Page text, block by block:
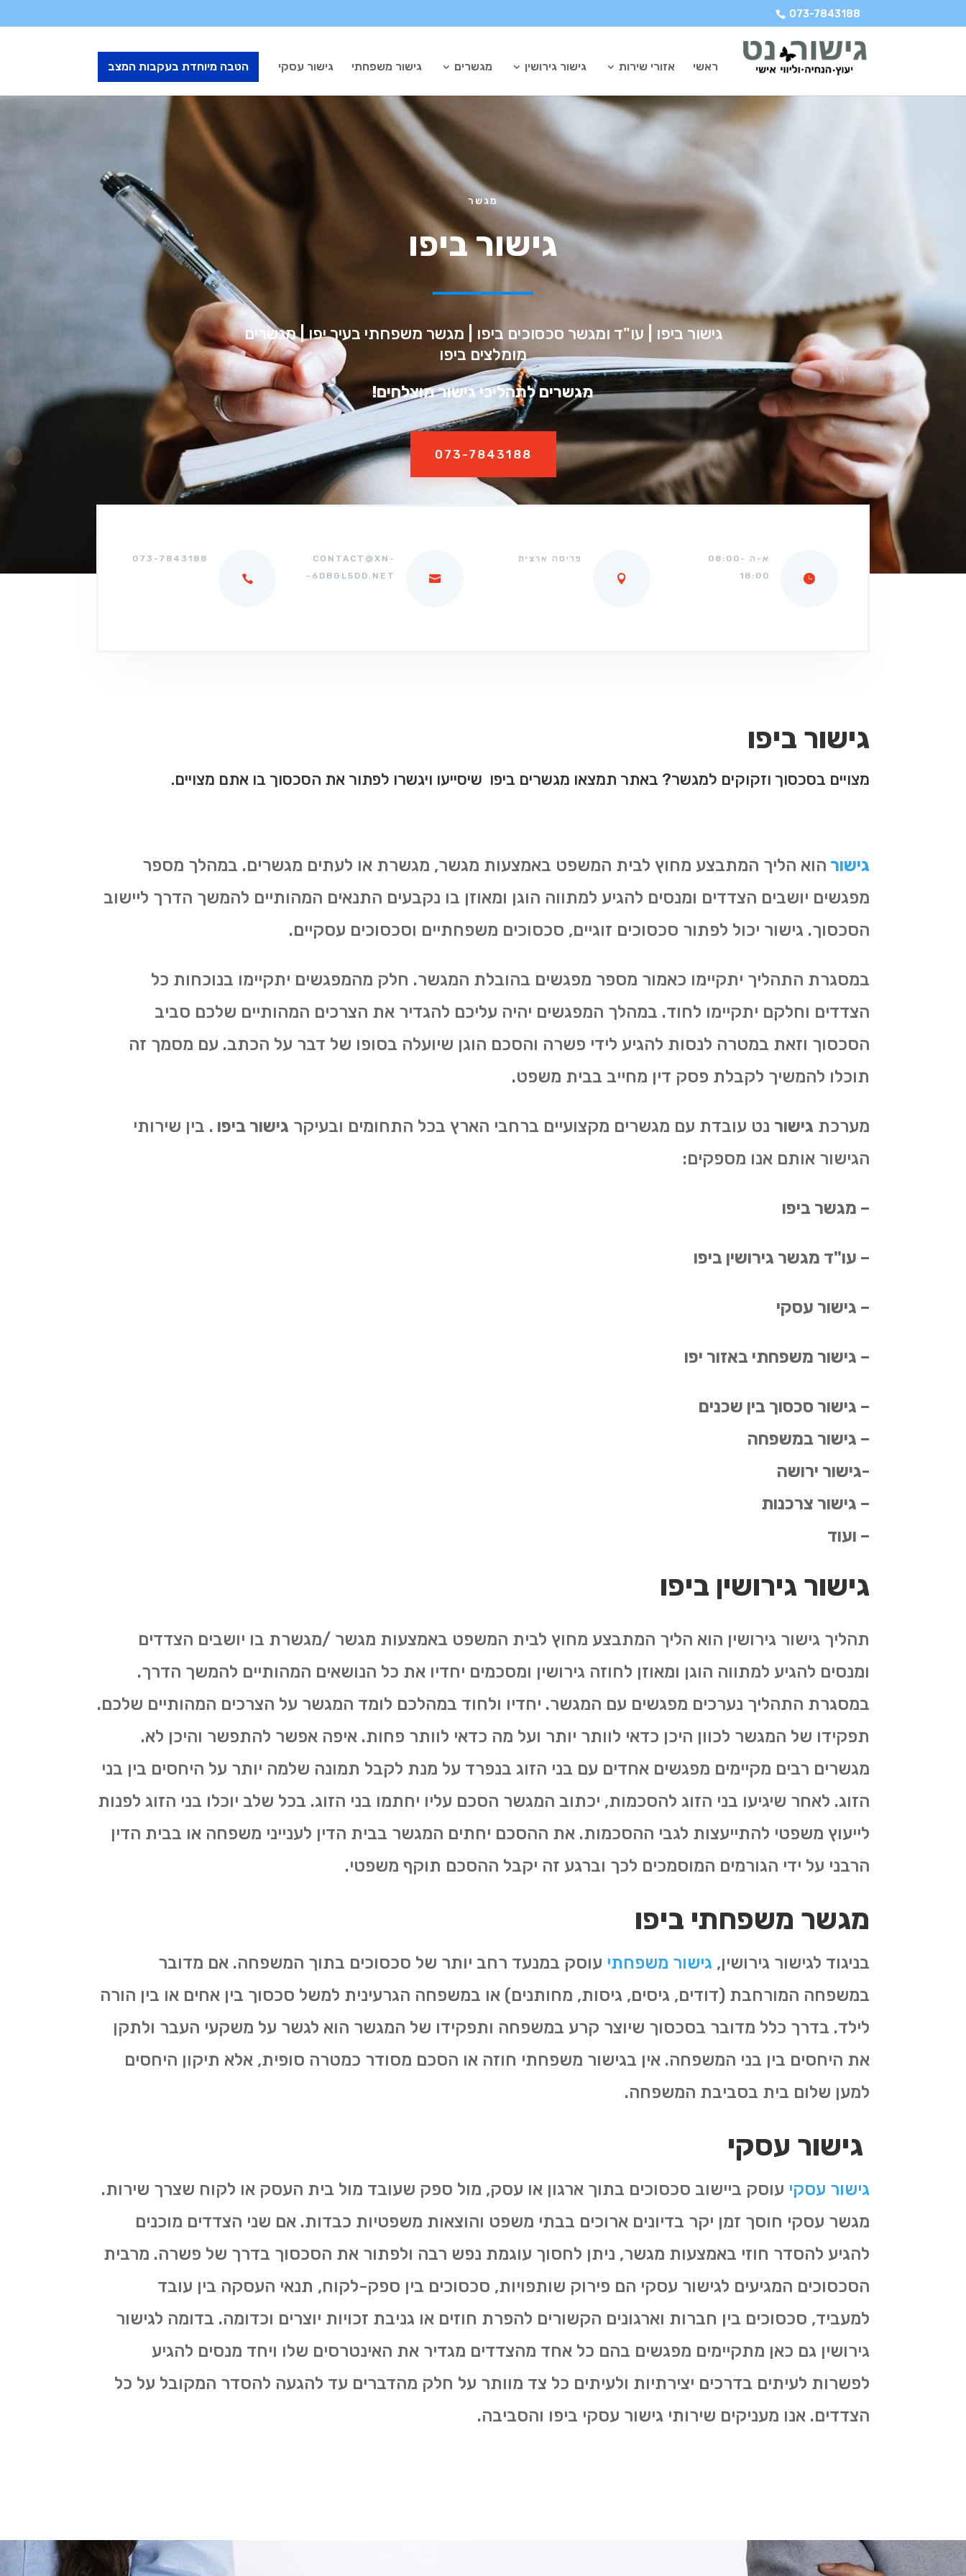
073-7843188
ראשי אזורי שירות גישור גירושין מגשרים גישור משפחתי גישור עסקי הטבה מיוחדת בעקבות המצב
מגשר
גישור ביפו
גישור ביפו | עו"ד ומגשר סכסוכים ביפו | מגשר משפחתי בעיר יפו | מגשרים
מומלצים ביפו
מגשרים לתהליכי גישור מוצלחים!
073-7843188
073-7843188
CONTACT@XN-
-6DBGL5DD.NET
פריסה ארצית
א-ה 08:00-
18:00
גישור ביפו
מצויים בסכסוך וזקוקים למגשר? באתר תמצאו מגשרים ביפו שיסייעו ויגשרו לפתור את הסכסוך בו אתם מצויים.
גישור הוא הליך המתבצע מחוץ לבית המשפט באמצעות מגשר, מגשרת או לעתים מגשרים. במהלך מספר
מפגשים יושבים הצדדים ומנסים להגיע למתווה הוגן ומאוזן בו נקבעים התנאים המהותיים להמשך הדרך ליישוב
הסכסוך. גישור יכול לפתור סכסוכים זוגיים, סכסוכים משפחתיים וסכסוכים עסקיים.
במסגרת התהליך יתקיימו כאמור מספר מפגשים בהובלת המגשר. חלק מהמפגשים יתקיימו בנוכחות כל
הצדדים וחלקם יתקיימו לחוד. במהלך המפגשים יהיה עליכם להגדיר את הצרכים המהותיים שלכם סביב
הסכסוך וזאת במטרה לנסות להגיע לידי פשרה והסכם הוגן שיועלה בסופו של דבר על הכתב. עם מסמך זה
תוכלו להמשיך לקבלת פסק דין מחייב בבית משפט.
מערכת גישור נט עובדת עם מגשרים מקצועיים ברחבי הארץ בכל התחומים ובעיקר גישור ביפו . בין שירותי
הגישור אותם אנו מספקים:
– מגשר ביפו
– עו"ד מגשר גירושין ביפו
– גישור עסקי
– גישור משפחתי באזור יפו
– גישור סכסוך בין שכנים
– גישור במשפחה
-גישור ירושה
– גישור צרכנות
– ועוד
גישור גירושין ביפו
תהליך גישור גירושין הוא הליך המתבצע מחוץ לבית המשפט באמצעות מגשר /מגשרת בו יושבים הצדדים
ומנסים להגיע למתווה הוגן ומאוזן לחוזה גירושין ומסכמים יחדיו את כל הנושאים המהותיים להמשך הדרך.
במסגרת התהליך נערכים מפגשים עם המגשר. יחדיו ולחוד במהלכם לומד המגשר על הצרכים המהותיים שלכם.
תפקידו של המגשר לכוון היכן כדאי לוותר יותר ועל מה כדאי לוותר פחות. איפה אפשר להתפשר והיכן לא.
מגשרים רבים מקיימים מפגשים אחדים עם בני הזוג בנפרד על מנת לקבל תמונה שלמה יותר על היחסים בין בני
הזוג. לאחר שיגיעו בני הזוג להסכמות, יכתוב המגשר הסכם עליו יחתמו בני הזוג. בכל שלב יוכלו בני הזוג לפנות
לייעוץ משפטי להתייעצות לגבי ההסכמות. את ההסכם יחתים המגשר בבית הדין לענייני משפחה או בבית הדין
הרבני על ידי הגורמים המוסמכים לכך וברגע זה יקבל ההסכם תוקף משפטי.
מגשר משפחתי ביפו
בניגוד לגישור גירושין, גישור משפחתי עוסק במנעד רחב יותר של סכסוכים בתוך המשפחה. אם מדובר
במשפחה המורחבת (דודים, גיסים, גיסות, מחותנים) או במשפחה הגרעינית למשל סכסוך בין אחים או בין הורה
לילד. בדרך כלל מדובר בסכסוך שיוצר קרע במשפחה ותפקידו של המגשר הוא לגשר על משקעי העבר ולתקן
את היחסים בין בני המשפחה. אין בגישור משפחתי חוזה או הסכם מסודר כמטרה סופית, אלא תיקון היחסים
למען שלום בית בסביבת המשפחה.
גישור עסקי
גישור עסקי עוסק ביישוב סכסוכים בתוך ארגון או עסק, מול ספק שעובד מול בית העסק או לקוח שצרך שירות.
מגשר עסקי חוסך זמן יקר בדיונים ארוכים בבתי משפט והוצאות משפטיות כבדות. אם שני הצדדים מוכנים
להגיע להסדר חוזי באמצעות מגשר, ניתן לחסוך עוגמת נפש רבה ולפתור את הסכסוך בדרך של פשרה. מרבית
הסכסוכים המגיעים לגישור עסקי הם פירוק שותפויות, סכסוכים בין ספק-לקוח, תנאי העסקה בין עובד
למעביד, סכסוכים בין חברות וארגונים הקשורים להפרת חוזים או גניבת זכויות יוצרים וכדומה. בדומה לגישור
גירושין גם כאן מתקיימים מפגשים בהם כל אחד מהצדדים מגדיר את האינטרסים שלו ויחד מנסים להגיע
לפשרות לעיתים בדרכים יצירתיות ולעיתים כל צד מוותר על חלק מהדברים עד להגעה להסדר המקובל על כל
הצדדים. אנו מעניקים שירותי גישור עסקי ביפו והסביבה.